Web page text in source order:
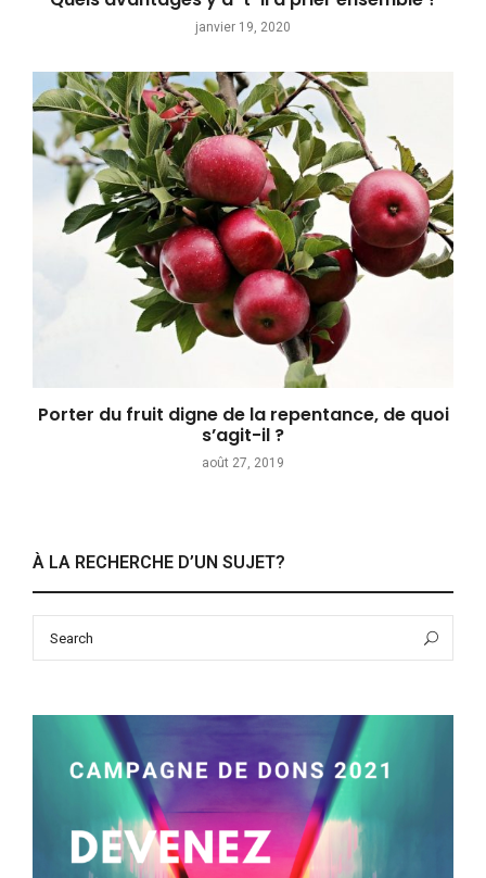
janvier 19, 2020
Porter du fruit digne de la repentance, de quoi
s’agit-il ?
août 27, 2019
À LA RECHERCHE D’UN SUJET?